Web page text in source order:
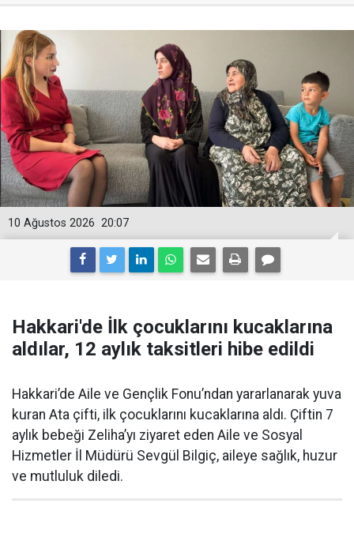
20:07
10 Ağustos 2026
Hakkari'de İlk çocuklarını kucaklarına
aldılar, 12 aylık taksitleri hibe edildi
Hakkari’de Aile ve Gençlik Fonu’ndan yararlanarak yuva
kuran Ata çifti, ilk çocuklarını kucaklarına aldı. Çiftin 7
aylık bebeği Zeliha’yı ziyaret eden Aile ve Sosyal
Hizmetler İl Müdürü Sevgül Bilgiç, aileye sağlık, huzur
ve mutluluk diledi.